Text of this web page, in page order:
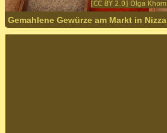
Gemahlene Gewürze am Markt in Nizza